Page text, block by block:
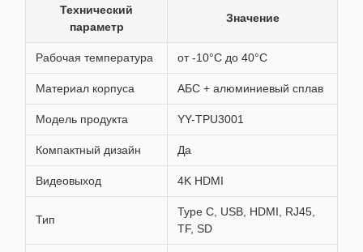
Технический
параметр
Значение
Рабочая температура от -10°C до 40°C
Материал корпуса АБС + алюминиевый сплав
Модель продукта YY-TPU3001
Компактный дизайн Да
Видеовыход 4K HDMI
Тип
Type C, USB, HDMI, RJ45,
TF, SD